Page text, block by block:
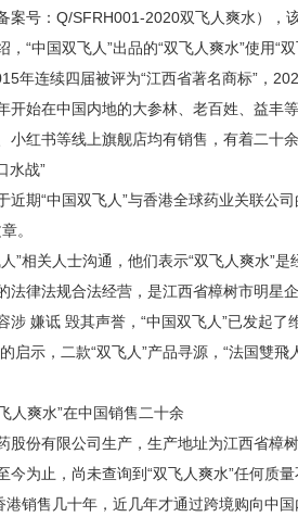
案号：Q/SFRH001-2020双飞人爽水），
中国双飞人”出品的“双飞人爽水”使用“
年连续四届被评为“江西省著名商标”，
始在中国内地的大参林、老百姓、益丰
小红书等线上旗舰店均有销售，有着二十
水战”
“中国双飞人”与香港全球药业关联公司
。
相关人士沟通，他们表示“双飞人爽水”是
法律法规合法经营，是江西省樟树市明星
涉 嫌诋 毁其声誉，“中国双飞人”已发起了
示，二款“双飞人”产品寻源，“法国雙飛
爽水”在中国销售二十余
份有限公司生产，生产地址为江西省樟
今为止，尚未查询到“双飞人爽水”任何质
销售几十年，近几年才通过跨境购向中国